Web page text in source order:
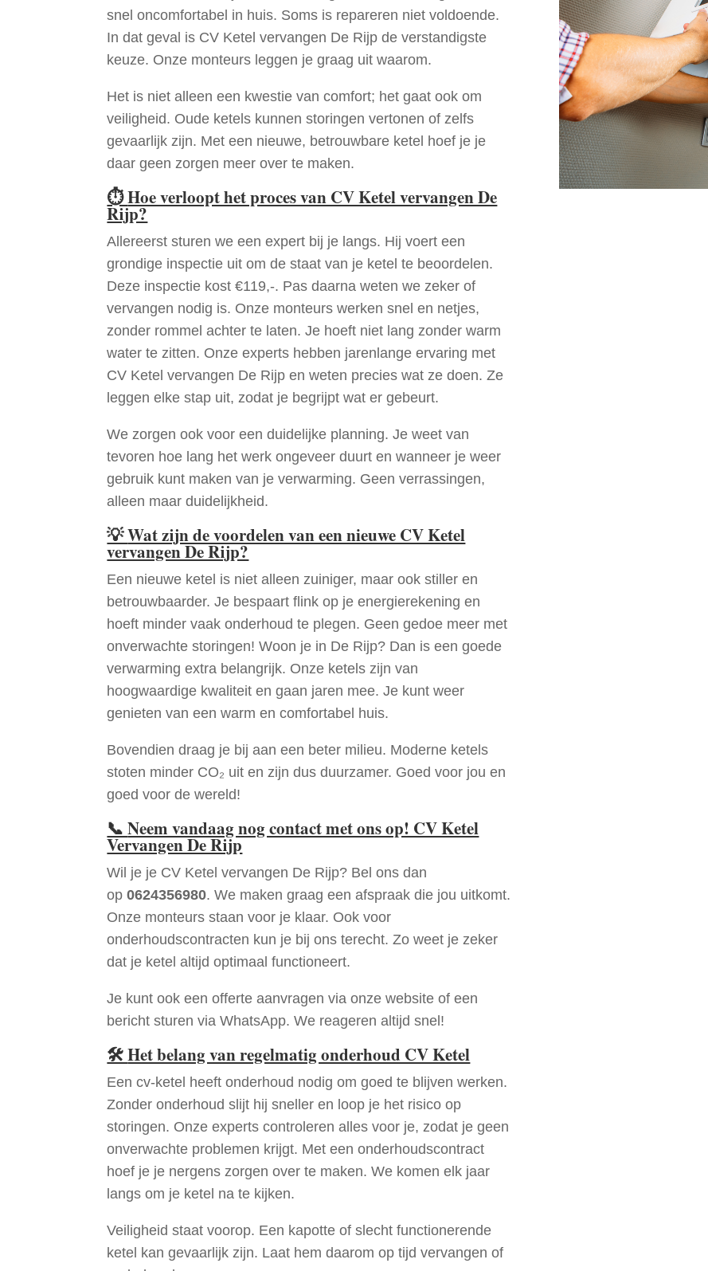
snel oncomfortabel in huis. Soms is repareren niet voldoende.
In dat geval is CV Ketel vervangen De Rijp de verstandigste
keuze. Onze monteurs leggen je graag uit waarom.
Het is niet alleen een kwestie van comfort; het gaat ook om
veiligheid. Oude ketels kunnen storingen vertonen of zelfs
gevaarlijk zijn. Met een nieuwe, betrouwbare ketel hoef je je
daar geen zorgen meer over te maken.
⏱Hoe verloopt het proces van CV Ketel vervangen De
Rijp?
Allereerst sturen we een expert bij je langs. Hij voert een
grondige inspectie uit om de staat van je ketel te beoordelen.
Deze inspectie kost €119,-. Pas daarna weten we zeker of
vervangen nodig is. Onze monteurs werken snel en netjes,
zonder rommel achter te laten. Je hoeft niet lang zonder warm
water te zitten. Onze experts hebben jarenlange ervaring met
CV Ketel vervangen De Rijp en weten precies wat ze doen. Ze
leggen elke stap uit, zodat je begrijpt wat er gebeurt.
We zorgen ook voor een duidelijke planning. Je weet van
tevoren hoe lang het werk ongeveer duurt en wanneer je weer
gebruik kunt maken van je verwarming. Geen verrassingen,
alleen maar duidelijkheid.
💡Wat zijn de voordelen van een nieuwe CV Ketel
vervangen De Rijp?
Een nieuwe ketel is niet alleen zuiniger, maar ook stiller en
betrouwbaarder. Je bespaart flink op je energierekening en
hoeft minder vaak onderhoud te plegen. Geen gedoe meer met
onverwachte storingen! Woon je in De Rijp? Dan is een goede
verwarming extra belangrijk. Onze ketels zijn van
hoogwaardige kwaliteit en gaan jaren mee. Je kunt weer
genieten van een warm en comfortabel huis.
Bovendien draag je bij aan een beter milieu. Moderne ketels
stoten minder CO₂ uit en zijn dus duurzamer. Goed voor jou en
goed voor de wereld!
📞Neem vandaag nog contact met ons op! CV Ketel
Vervangen De Rijp
Wil je je CV Ketel vervangen De Rijp? Bel ons dan
op0624356980. We maken graag een afspraak die jou uitkomt.
Onze monteurs staan voor je klaar. Ook voor
onderhoudscontracten kun je bij ons terecht. Zo weet je zeker
dat je ketel altijd optimaal functioneert.
Je kunt ook een offerte aanvragen via onze website of een
bericht sturen via WhatsApp. We reageren altijd snel!
🛠Het belang van regelmatig onderhoud CV Ketel
Een cv-ketel heeft onderhoud nodig om goed te blijven werken.
Zonder onderhoud slijt hij sneller en loop je het risico op
storingen. Onze experts controleren alles voor je, zodat je geen
onverwachte problemen krijgt. Met een onderhoudscontract
hoef je je nergens zorgen over te maken. We komen elk jaar
langs om je ketel na te kijken.
Veiligheid staat voorop. Een kapotte of slecht functionerende
ketel kan gevaarlijk zijn. Laat hem daarom op tijd vervangen of